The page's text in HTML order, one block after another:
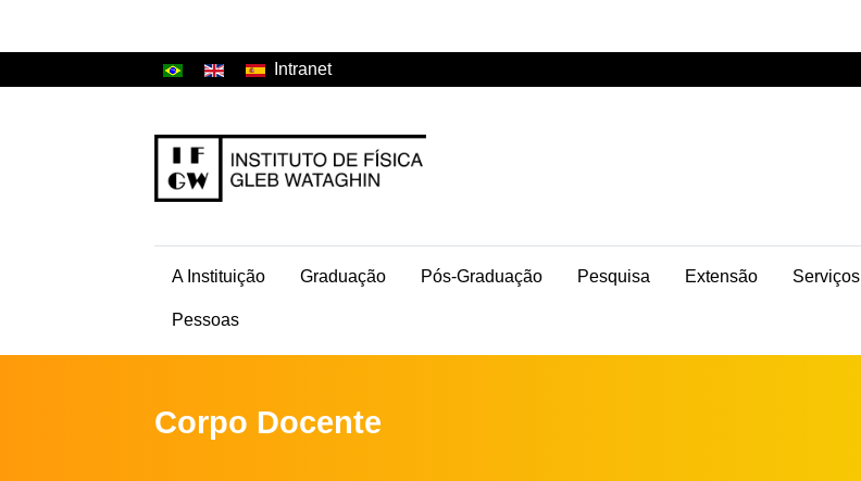
Intranet
A Instituição Graduação Pós-Graduação Pesquisa Extensão Serviços
Pessoas
Corpo Docente